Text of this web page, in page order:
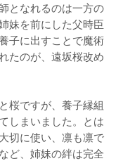
となれるのは一方の
妹を前にした父時臣
子に出すことで魔術
たのが、遠坂桜改め
桜ですが、養子縁組
しまいました。とは
切に使い、凛も凛で
ど、姉妹の絆は完全